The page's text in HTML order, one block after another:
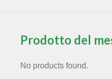
Prodotto del
No products found.